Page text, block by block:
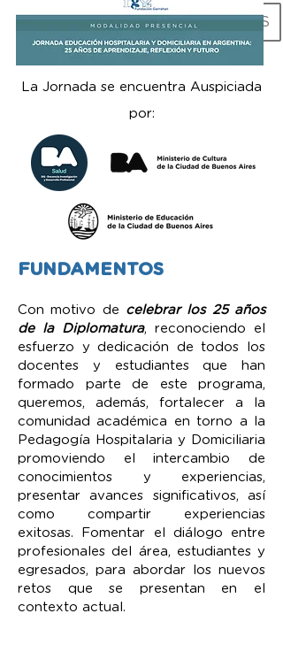
EN-US ES
La Jornada se encuentra Auspiciada
por:
FUNDAMENTOS
Con motivo de celebrar los 25 años
de la Diplomatura, reconociendo el
esfuerzo y dedicación de todos los
docentes y estudiantes que han
formado parte de este programa,
queremos, además, fortalecer a la
comunidad académica en torno a la
Pedagogía Hospitalaria y Domiciliaria
promoviendo el intercambio de
conocimientos y experiencias,
presentar avances significativos, así
como compartir experiencias
exitosas. Fomentar el diálogo entre
profesionales del área, estudiantes y
egresados, para abordar los nuevos
retos que se presentan en el
contexto actual.